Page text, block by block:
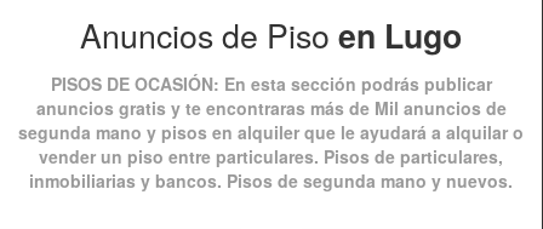
Anuncios de Piso en Lugo
PISOS DE OCASIÓN: En esta sección podrás publicar
anuncios gratis y te encontraras más de Mil anuncios de
segunda mano y pisos en alquiler que le ayudará a alquilar o
vender un piso entre particulares. Pisos de particulares,
inmobiliarias y bancos. Pisos de segunda mano y nuevos.